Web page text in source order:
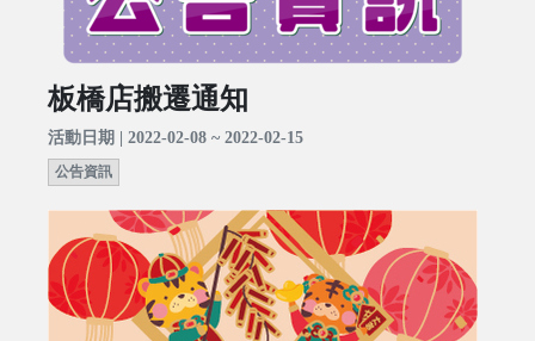
板橋店搬遷通知
活動日期 | 2022-02-08 ~ 2022-02-15
公告資訊